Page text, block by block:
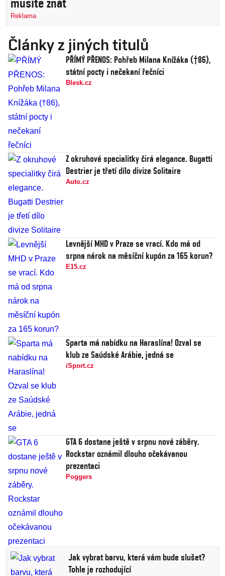
musíte znát
Reklama
Články z jiných titulů
PŘÍMÝ PŘENOS: Pohřeb Milana Knížáka (†86),
státní pocty i nečekaní řečníci
Blesk.cz
Z okruhové specialitky čirá elegance. Bugatti
Destrier je třetí dílo divize Solitaire
Auto.cz
Levnější MHD v Praze se vrací. Kdo má od
srpna nárok na měsíční kupón za 165 korun?
E15.cz
Sparta má nabídku na Haraslína! Ozval se
klub ze Saúdské Arábie, jedná se
iSport.cz
GTA 6 dostane ještě v srpnu nové záběry.
Rockstar oznámil dlouho očekávanou
prezentaci
Poggers
Jak vybrat barvu, která vám bude slušet?
Tohle je rozhodující